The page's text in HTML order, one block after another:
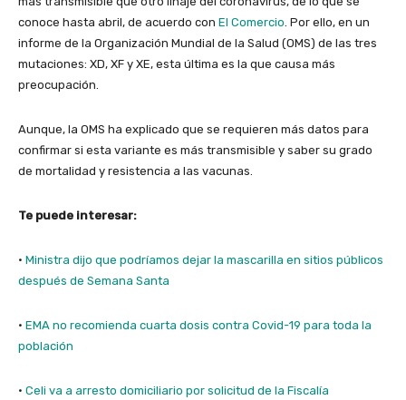
conoce hasta abril, de acuerdo con El Comercio . Por ello, en un
informe de la Organización Mundial de la Salud (OMS) de las tres
mutaciones: XD, XF y XE, esta última es la que causa más
preocupación.
Aunque, la OMS ha explicado que se requieren más datos para
confirmar si esta variante es más transmisible y saber su grado
de mortalidad y resistencia a las vacunas.
Te puede interesar:
· Ministra dijo que podríamos dejar la mascarilla en sitios públicos
después de Semana Santa
· EMA no recomienda cuarta dosis contra Covid-19 para toda la
población
· Celi va a arresto domiciliario por solicitud de la Fiscalía